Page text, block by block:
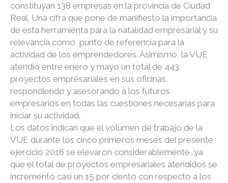
constituyan 138 empresas en la provincia de Ciudad
Real. Una cifra que pone de manifiesto la importancia
de esta herramienta para la natalidad empresarial y su
relevancia como punto de referencia para la
actividad de los emprendedores. Asimismo, la VUE
atendió entre enero y mayo un total de 443
proyectos empresariales en sus oficinas,
respondiendo y asesorando a los futuros
empresarios en todas las cuestiones necesarias para
iniciar su actividad.
Los datos indican que el volumen de trabajo de la
VUE durante los cinco primeros meses del presente
ejercicio 2016 se elevaron considerablemente, ya
que el total de proyectos empresariales atendidos se
incrementó casi un 15 por ciento con respecto a los